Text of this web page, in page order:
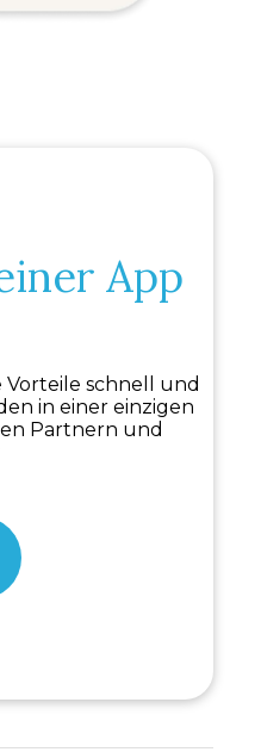
App
schnell und
in einer einzigen
Partnern und